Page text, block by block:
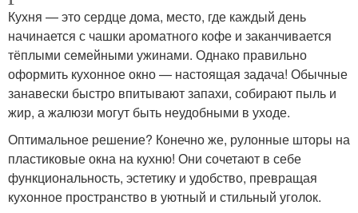
Кухня — это сердце дома, место, где каждый день
начинается с чашки ароматного кофе и заканчивается
тёплыми семейными ужинами. Однако правильно
оформить кухонное окно — настоящая задача! Обычные
занавески быстро впитывают запахи, собирают пыль и
жир, а жалюзи могут быть неудобными в уходе.
Оптимальное решение? Конечно же, рулонные шторы на
пластиковые окна на кухню! Они сочетают в себе
функциональность, эстетику и удобство, превращая
кухонное пространство в уютный и стильный уголок.